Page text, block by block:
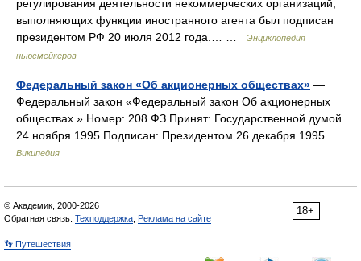
регулирования деятельности некоммерческих организаций,
выполняющих функции иностранного агента был подписан
президентом РФ 20 июля 2012 года.… …
Энциклопедия
ньюсмейкеров
Федеральный закон «Об акционерных обществах» —
Федеральный закон «Федеральный закон Об акционерных
обществах » Номер: 208 ФЗ Принят: Государственной думой
24 ноября 1995 Подписан: Президентом 26 декабря 1995 …
Википедия
18+
© Академик, 2000-2026
Обратная связь: Техподдержка Реклама на сайте
👣 Путешествия